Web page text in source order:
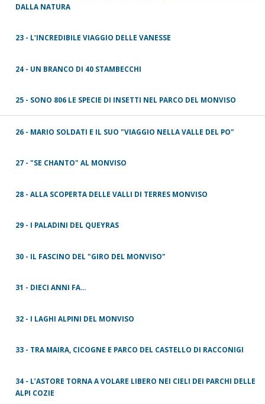
DALLA NATURA
23 - L’INCREDIBILE VIAGGIO DELLE VANESSE
24 - UN BRANCO DI 40 STAMBECCHI
25 - SONO 806 LE SPECIE DI INSETTI NEL PARCO DEL MONVISO
26 - MARIO SOLDATI E IL SUO "VIAGGIO NELLA VALLE DEL PO"
27 - "SE CHANTO" AL MONVISO
28 - ALLA SCOPERTA DELLE VALLI DI TERRES MONVISO
29 - I PALADINI DEL QUEYRAS
30 - IL FASCINO DEL "GIRO DEL MONVISO"
31 - DIECI ANNI FA...
32 - I LAGHI ALPINI DEL MONVISO
33 - TRA MAIRA, CICOGNE E PARCO DEL CASTELLO DI RACCONIGI
34 - L’ASTORE TORNA A VOLARE LIBERO NEI CIELI DEI PARCHI DELLE
ALPI COZIE